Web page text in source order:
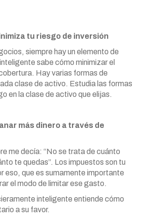
tu riesgo de inversión
siempre hay un elemento de
sabe cómo minimizar el
Hay varias formas de
clase de activo. Estudia las formas
en la clase de activo que elijas.
más dinero a través de
me decía: “No se trata de cuánto
te quedas”. Los impuestos son tu
eso, que es sumamente importante
el modo de limitar ese gasto.
inteligente entiende cómo
a su favor.